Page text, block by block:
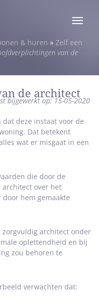
Toggle
& huren » Zelf een
van de
de architect
bijgewerkt op: 15-05-2020
deze instaat voor de
Dat betekent
wat er misgaat in een
die door de
over het
hem gemaakte
architect onder
oplettendheid en bij
zou behoren te
verwachten dat: